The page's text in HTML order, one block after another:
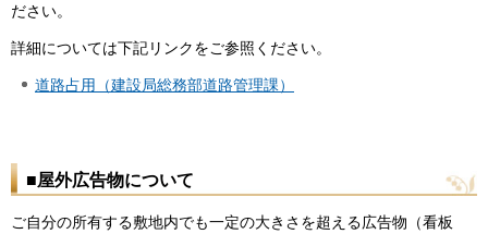
ださい。
詳細については下記リンクをご参照ください。
道路占用（建設局総務部道路管理課）
■屋外広告物について
ご自分の所有する敷地内でも一定の大きさを超える広告物（看板